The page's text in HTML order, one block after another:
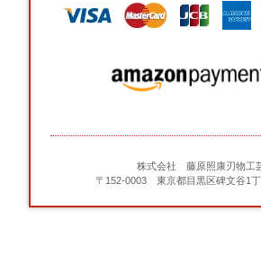
株式会社 藤原照康刃物工
〒152-0003 東京都目黒区碑文谷1